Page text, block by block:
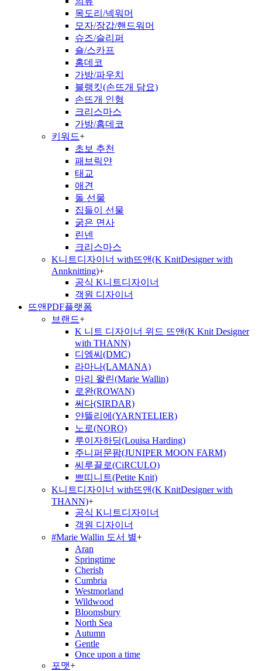
목도리/넥워머
모자/장갑/핸드워머
슈즈/슬리퍼
숄/스카프
홈데코
가방/파우치
블랭킷(손뜨개 담요)
손뜨개 인형
크리스마스
가방/홈데코
키워드+
초보 추천
패브릭얀
태교
애견
돌 선물
집들이 선물
굵은 면사
린넨
크리스마스
K니트디자이너 with뜨앤(K KnitDesigner with
Annknitting)+
공식 K니트디자이너
객원 디자이너
뜨앤PDF플랫폼
브랜드+
K 니트 디자이너 위드 뜨앤(K Knit Designer
with THANN)
디엠씨(DMC)
라마나(LAMANA)
마리 왈린(Marie Wallin)
로완(ROWAN)
써다(SIRDAR)
얀뜰리에(YARNTELIER)
노로(NORO)
루이자하딩(Louisa Harding)
주니퍼문팜(JUNIPER MOON FARM)
씨루끌로(CiRCULO)
쁘띠니트(Petite Knit)
K니트디자이너 with뜨앤(K KnitDesigner with
THANN)+
공식 K니트디자이너
객원 디자이너
#Marie Wallin 도서 별+
Aran
Springtime
Cherish
Cumbria
Westmorland
Wildwood
Bloomsbury
North Sea
Autumn
Gentle
Once upon a time
포맷+